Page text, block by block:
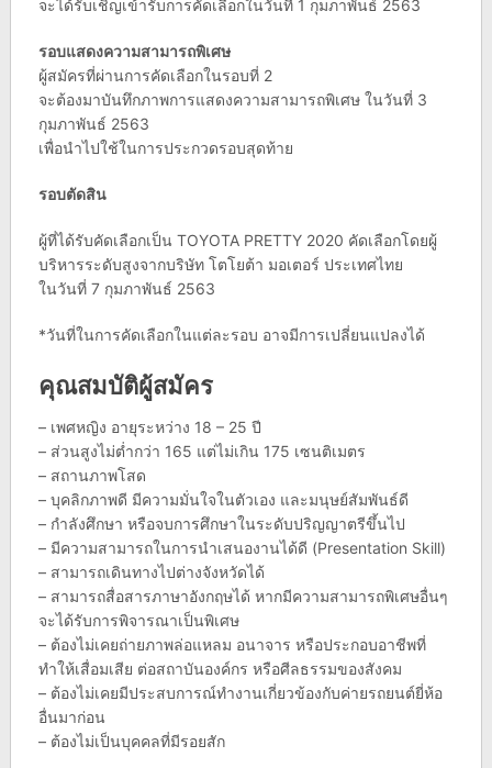
จะได้รับเชิญเข้ารับการคัดเลือกในวันที่ 1 กุมภาพันธ์ 2563
รอบแสดงความสามารถพิเศษ
ผู้สมัครที่ผ่านการคัดเลือกในรอบที่ 2
จะต้องมาบันทึกภาพการแสดงความสามารถพิเศษ ในวันที่ 3
กุมภาพันธ์ 2563
เพื่อนำไปใช้ในการประกวดรอบสุดท้าย
รอบตัดสิน
ผู้ที่ได้รับคัดเลือกเป็น TOYOTA PRETTY 2020 คัดเลือกโดยผู้
บริหารระดับสูงจากบริษัท โตโยต้า มอเตอร์ ประเทศไทย
ในวันที่ 7 กุมภาพันธ์ 2563
*วันที่ในการคัดเลือกในแต่ละรอบ อาจมีการเปลี่ยนแปลงได้
คุณสมบัติผู้สมัคร
– เพศหญิง อายุระหว่าง 18 – 25 ปี
– ส่วนสูงไม่ต่ำกว่า 165 แต่ไม่เกิน 175 เซนติเมตร
– สถานภาพโสด
– บุคลิกภาพดี มีความมั่นใจในตัวเอง และมนุษย์สัมพันธ์ดี
– กำลังศึกษา หรือจบการศึกษาในระดับปริญญาตรีขึ้นไป
– มีความสามารถในการนำเสนองานได้ดี (Presentation Skill)
– สามารถเดินทางไปต่างจังหวัดได้
– สามารถสื่อสารภาษาอังกฤษได้ หากมีความสามารถพิเศษอื่นๆ
จะได้รับการพิจารณาเป็นพิเศษ
– ต้องไม่เคยถ่ายภาพล่อแหลม อนาจาร หรือประกอบอาชีพที่
ทำให้เสื่อมเสีย ต่อสถาบันองค์กร หรือศีลธรรมของสังคม
– ต้องไม่เคยมีประสบการณ์ทำงานเกี่ยวข้องกับค่ายรถยนต์ยี่ห้อ
อื่นมาก่อน
– ต้องไม่เป็นบุคคลที่มีรอยสัก